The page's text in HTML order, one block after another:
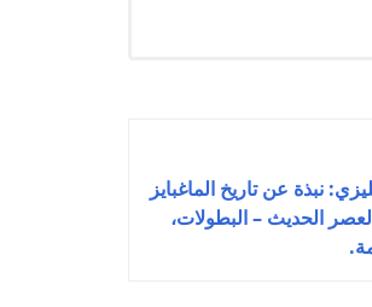
نبذة عن تاريخ الماغبايز
1892 حتى العصر الحديث – البطولات،